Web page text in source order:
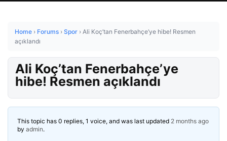
Home › Forums › Spor › Ali Koç’tan Fenerbahçe’ye hibe! Resmen
açıklandı
Ali Koç’tan Fenerbahçe’ye
hibe! Resmen açıklandı
This topic has 0 replies, 1 voice, and was last updated 2 months ago
by admin.